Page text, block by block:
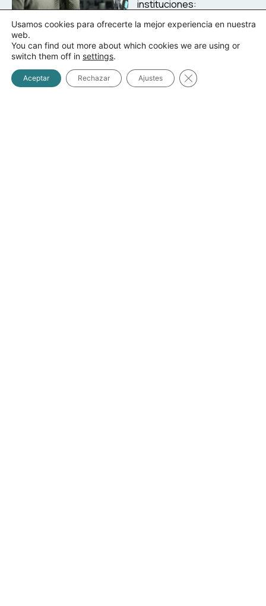
instituciones:
financieros.
capacidad de
respuesta ante
imprevistos.
Usamos cookies para ofrecerte la mejor experiencia en nuestra
web.
You can find out more about which cookies we are using or
switch them off in settings.
Aceptar Rechazar Ajustes Cerrar el banner de